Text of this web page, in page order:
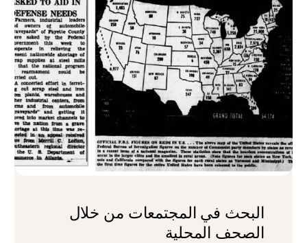
البحث في المجتمعات من خلال
الصحف المحلية